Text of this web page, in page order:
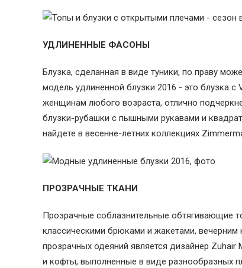
УДЛИНЕННЫЕ ФАСОНЫ
Блузка, сделанная в виде туники, по праву
модель удлиненной блузки 2016 - это блузка
женщинам любого возраста, отлично
блузки-рубашки с пышными рукавами и
найдете в весенне-летних коллекциях
ПРОЗРАЧНЫЕ ТКАНИ
Прозрачные соблазнительные обтягивающие
классическими брюками и жакетами,
прозрачных одеяний является дизайнер
и кофты, выполненные в виде разнообразных